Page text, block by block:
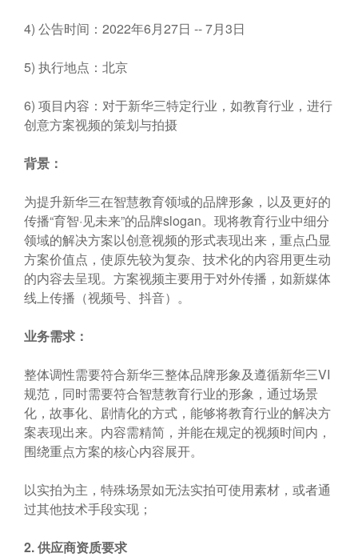
4) 公告时间：2022年6月27日 -- 7月3日
5) 执行地点：北京
6) 项目内容：对于新华三特定行业，如教育行业，进行
创意方案视频的策划与拍摄
背景：
为提升新华三在智慧教育领域的品牌形象，以及更好的
传播“育智·见未来”的品牌slogan。现将教育行业中细分
领域的解决方案以创意视频的形式表现出来，重点凸显
方案价值点，使原先较为复杂、技术化的内容用更生动
的内容去呈现。方案视频主要用于对外传播，如新媒体
线上传播（视频号、抖音）。
业务需求：
整体调性需要符合新华三整体品牌形象及遵循新华三VI
规范，同时需要符合智慧教育行业的形象，通过场景
化，故事化、剧情化的方式，能够将教育行业的解决方
案表现出来。内容需精简，并能在规定的视频时间内，
围绕重点方案的核心内容展开。
以实拍为主，特殊场景如无法实拍可使用素材，或者通
过其他技术手段实现；
2.供应商资质要求